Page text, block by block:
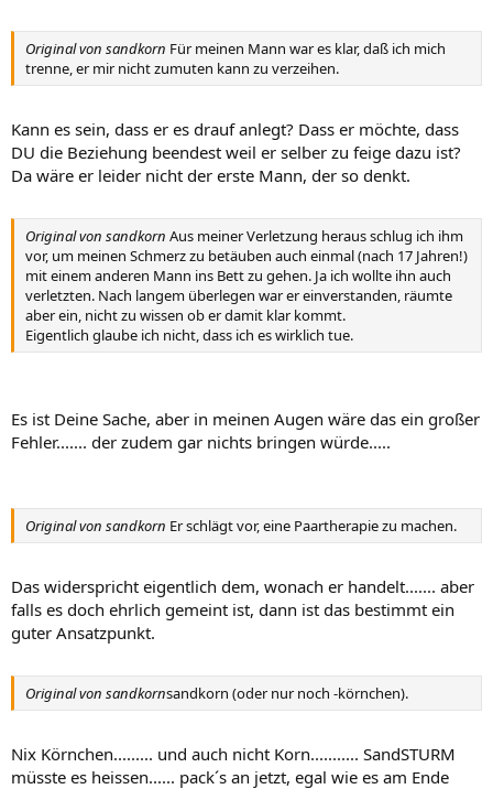
Original von sandkorn Für meinen Mann war es klar, daß ich mich
trenne, er mir nicht zumuten kann zu verzeihen.
Kann es sein, dass er es drauf anlegt? Dass er möchte, dass
DU die Beziehung beendest weil er selber zu feige dazu ist?
Da wäre er leider nicht der erste Mann, der so denkt.
Original von sandkorn Aus meiner Verletzung heraus schlug ich ihm
vor, um meinen Schmerz zu betäuben auch einmal (nach 17 Jahren!)
mit einem anderen Mann ins Bett zu gehen. Ja ich wollte ihn auch
verletzten. Nach langem überlegen war er einverstanden, räumte
aber ein, nicht zu wissen ob er damit klar kommt.
Eigentlich glaube ich nicht, dass ich es wirklich tue.
Es ist Deine Sache, aber in meinen Augen wäre das ein großer
Fehler....... der zudem gar nichts bringen würde.....
Original von sandkorn Er schlägt vor, eine Paartherapie zu machen.
Das widerspricht eigentlich dem, wonach er handelt....... aber
falls es doch ehrlich gemeint ist, dann ist das bestimmt ein
guter Ansatzpunkt.
Original von sandkornsandkorn (oder nur noch -körnchen).
Nix Körnchen......... und auch nicht Korn........... SandSTURM
müsste es heissen...... pack´s an jetzt, egal wie es am Ende